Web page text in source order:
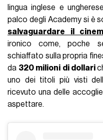
lingua inglese e
palco degli Academy si è
salvaguardare il
ironico come, poche
schiaffato sulla propria
da 320 milioni di dollari
uno dei titoli più visti
ricevuto una delle
aspettare.